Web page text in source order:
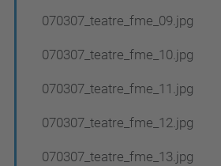
070307_teatre_fme_09.jpg
070307_teatre_fme_10.jpg
070307_teatre_fme_11.jpg
070307_teatre_fme_12.jpg
070307_teatre_fme_13.jpg